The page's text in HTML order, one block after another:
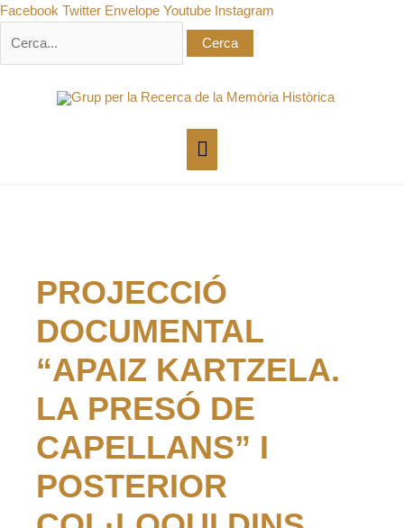
Vés
Facebook Twitter Envelope Youtube Instagram
Cerca:
Menú
principal
PROJECCIÓ
DOCUMENTAL
“APAIZ KARTZELA.
LA PRESÓ DE
CAPELLANS” I
POSTERIOR